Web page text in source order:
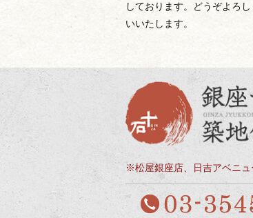
しております。どうぞよろ
いいたします。
※松屋銀座店、日吉アベニュ